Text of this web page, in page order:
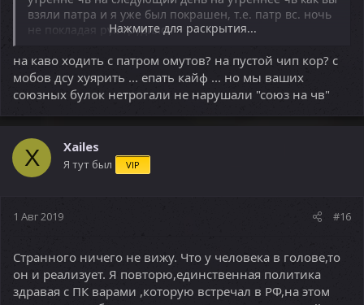
взяли патра и я уже был покрашен, т.е. патр вс. ночь
не покладая рук трудилсяНажмите для раскрытия...
на каво ходить с патром омутов? на пустой чип кор? с
мобов дсу хуярить ... епать кайф ... но мы ваших
союзных булок нетрогали не нарушали "союз на чв"
X Xailes
Я тут был VIP
1 Авг 2019 #16
Странного ничего не вижу. Что у человека в голове,то
он и реализует. Я повторю,единственная политика
здравая с ПК варами ,которую встречал в РФ,на этом